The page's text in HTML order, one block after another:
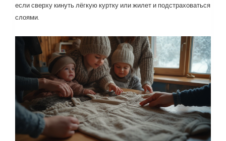
если сверху кинуть лёгкую куртку или жилет и подстраховаться
слоями.